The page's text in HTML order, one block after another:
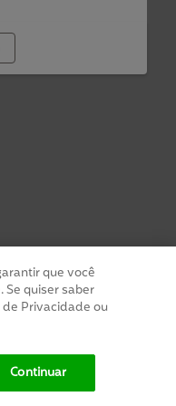
que você
Se quiser saber
Privacidade ou
Continuar